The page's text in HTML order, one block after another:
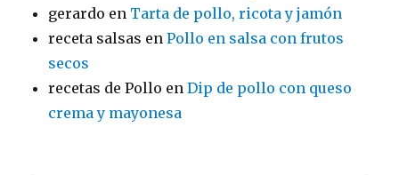
gerardo en Tarta de pollo, ricota y jamón
receta salsas enPollo en salsa con frutos
secos
recetas de Pollo enDip de pollo con queso
crema y mayonesa